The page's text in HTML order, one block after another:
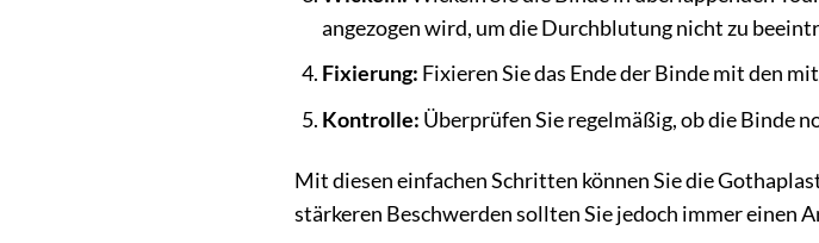
angezogen wird, um die Durchblutung nicht zu
Fixierung: Fixieren Sie das Ende der Binde mit den
Kontrolle: Überprüfen Sie regelmäßig, ob die Binde
Mit diesen einfachen Schritten können Sie die
stärkeren Beschwerden sollten Sie jedoch immer einen